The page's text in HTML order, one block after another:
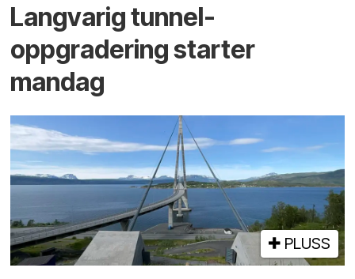
Langvarig tunnel­
oppgradering starter
mandag
PLUSS